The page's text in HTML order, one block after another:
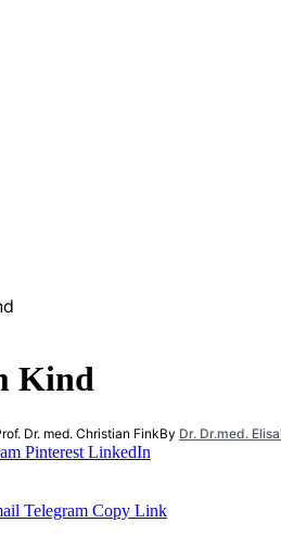
Kind
By Dr. Dr.med.
Pinterest LinkedIn
Telegram Copy Link